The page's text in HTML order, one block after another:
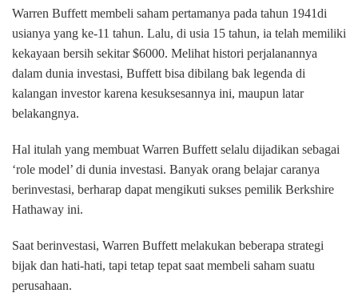
Warren Buffett membeli saham pertamanya pada tahun 1941di
usianya yang ke-11 tahun. Lalu, di usia 15 tahun, ia telah memiliki
kekayaan bersih sekitar $6000. Melihat histori perjalanannya
dalam dunia investasi, Buffett bisa dibilang bak legenda di
kalangan investor karena kesuksesannya ini, maupun latar
belakangnya.
Hal itulah yang membuat Warren Buffett selalu dijadikan sebagai
‘role model’ di dunia investasi. Banyak orang belajar caranya
berinvestasi, berharap dapat mengikuti sukses pemilik Berkshire
Hathaway ini.
Saat berinvestasi, Warren Buffett melakukan beberapa strategi
bijak dan hati-hati, tapi tetap tepat saat membeli saham suatu
perusahaan.